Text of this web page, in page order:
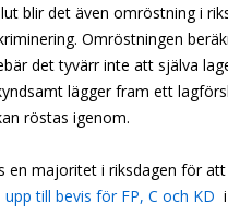
blir det även omröstning i
Omröstningen
det tyvärr inte att själva
lägger fram ett
röstas igenom.
en majoritet i riksdagen för
upp till bevis för FP, C och KD